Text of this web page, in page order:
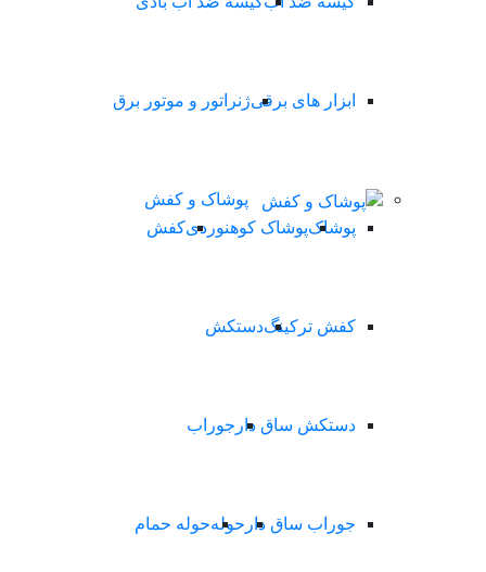
ابزار های برقیژنراتور و موتور برق
پوشاک و کفش
پوشاکپوشاک کوهنوردیکفش
کفش ترکینگدستکش
دستکش ساق دار جوراب
جوراب ساق دار حولهحوله حمام